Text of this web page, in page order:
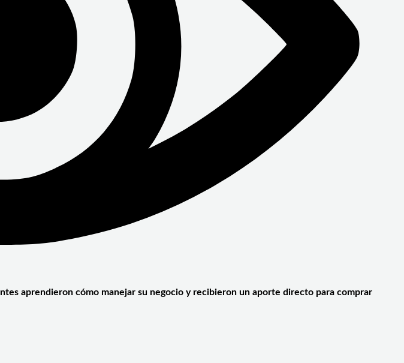
aprendieron cómo manejar su negocio y recibieron un aporte directo para comprar